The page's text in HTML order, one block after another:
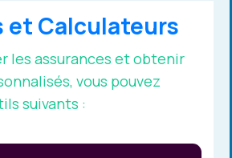
et Calculateurs
les assurances et obtenir
vous pouvez
suivants :